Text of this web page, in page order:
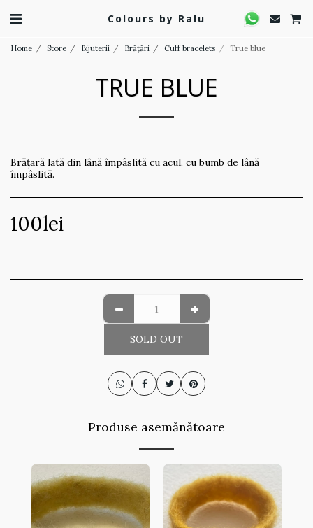
Colours by Ralu
Home Store Bijuterii Brățări Cuff bracelets True blue
TRUE BLUE
Brățară lată din lână împâslită cu acul, cu bumb de lână
împâslită.
100lei
SOLD OUT
Produse asemănătoare